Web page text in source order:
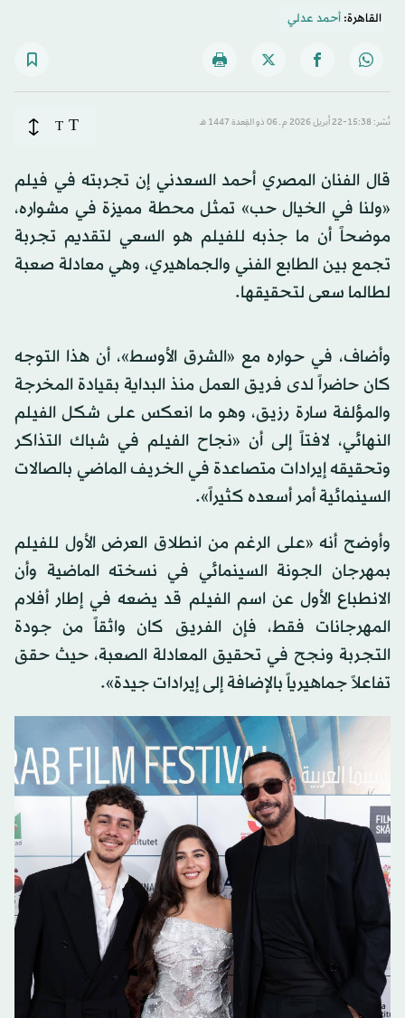
القاهرة:أحمد عدلي
نُشر: 15:38-22 أبريل 2026 م ـ 06 ذو القِعدة 1447 هـ T
T
قال الفنان المصري أحمد السعدني إن تجربته في فيلم
«ولنا في الخيال حب» تمثل محطة مميزة في مشواره،
موضحاً أن ما جذبه للفيلم هو السعي لتقديم تجربة
تجمع بين الطابع الفني والجماهيري، وهي معادلة صعبة
لطالما سعى لتحقيقها.
وأضاف، في حواره مع «الشرق الأوسط»، أن هذا التوجه
كان حاضراً لدى فريق العمل منذ البداية بقيادة المخرجة
والمؤلفة سارة رزيق، وهو ما انعكس على شكل الفيلم
النهائي، لافتاً إلى أن «نجاح الفيلم في شباك التذاكر
وتحقيقه إيرادات متصاعدة في الخريف الماضي بالصالات
السينمائية أمر أسعده كثيراً».
وأوضح أنه «على الرغم من انطلاق العرض الأول للفيلم
بمهرجان الجونة السينمائي في نسخته الماضية وأن
الانطباع الأول عن اسم الفيلم قد يضعه في إطار أفلام
المهرجانات فقط، فإن الفريق كان واثقاً من جودة
التجربة ونجح في تحقيق المعادلة الصعبة، حيث حقق
تفاعلاً جماهيرياً بالإضافة إلى إيرادات جيدة».